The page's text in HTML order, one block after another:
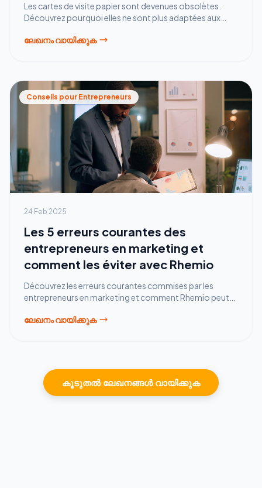
Les cartes de visite papier sont devenues obsolètes.
Découvrez pourquoi elles ne sont plus adaptées aux
comme Rhemio révolutionne le réseautage.
ലേഖനം വായിക്കുക
Conseils pour Entrepreneurs
24 Feb 2025
Les 5 erreurs courantes des
entrepreneurs en marketing et
comment les éviter avec Rhemio
Découvrez les erreurs courantes commises par les
entrepreneurs en marketing et comment Rhemio peut
efficacement.
ലേഖനം വായിക്കുക
കൂടുതൽ ലേഖനങ്ങൾ വായിക്കുക